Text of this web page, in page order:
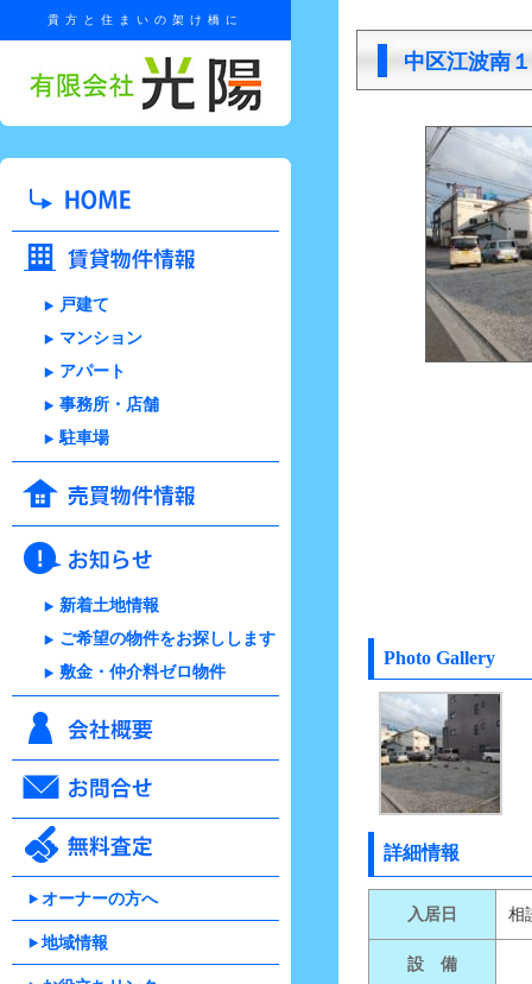
貴方と住まいの架け橋に
戸建て
マンション
アパート
事務所・店舗
駐車場
新着土地情報
ご希望の物件をお探しします
敷金・仲介料ゼロ物件
オーナーの方へ
地域情報
中区江波南
Photo Gallery
詳細情報
入居日 相
設 備